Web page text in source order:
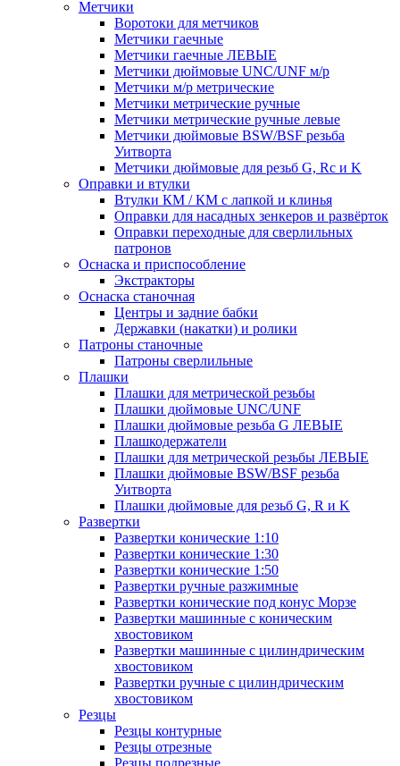
Метчики
Воротоки для метчиков
Метчики гаечные
Метчики гаечные ЛЕВЫЕ
Метчики дюймовые UNC/UNF м/р
Метчики м/р метрические
Метчики метрические ручные
Метчики метрические ручные левые
Метчики дюймовые BSW/BSF резьба
Уитворта
Метчики дюймовые для резьб G, Rc и K
Оправки и втулки
Втулки КМ / КМ с лапкой и клинья
Оправки для насадных зенкеров и развёрток
Оправки переходные для сверлильных
патронов
Оснаска и приспособление
Экстракторы
Оснаска станочная
Центры и задние бабки
Державки (накатки) и ролики
Патроны станочные
Патроны сверлильные
Плашки
Плашки для метрической резьбы
Плашки дюймовые UNC/UNF
Плашки дюймовые резьба G ЛЕВЫЕ
Плашкодержатели
Плашки для метрической резьбы ЛЕВЫЕ
Плашки дюймовые BSW/BSF резьба
Уитворта
Плашки дюймовые для резьб G, R и K
Развертки
Развертки конические 1:10
Развертки конические 1:30
Развертки конические 1:50
Развертки ручные разжимные
Развертки конические под конус Морзе
Развертки машинные с коническим
хвостовиком
Развертки машинные с цилиндрическим
хвостовиком
Развертки ручные с цилиндрическим
хвостовиком
Резцы
Резцы контурные
Резцы отрезные
Резцы подрезные